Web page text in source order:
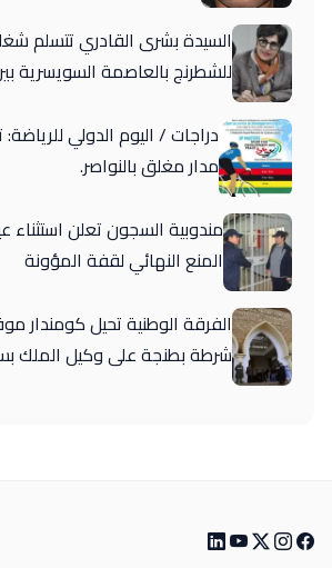
السيدة بشرى القادري تتسلم
للشطرنج بالعاصمة السويسرية
دراجات / اليوم الدولي
مدار مغلق بالنواصر.
مندوبية السجون تعلن استثناء
المنع النهائي لقفة المؤونة
الفرقة الوطنية تحيل
شرطة بطنجة على وكيل الملك